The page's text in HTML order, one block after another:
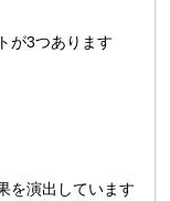
が3つあります
を演出しています